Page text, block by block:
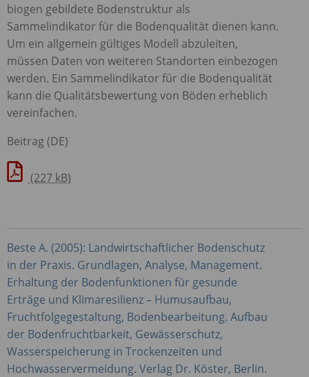
biogen gebildete Bodenstruktur als
Sammelindikator für die Bodenqualität dienen kann.
Um ein allgemein gültiges Modell abzuleiten,
müssen Daten von weiteren Standorten einbezogen
werden. Ein Sammelindikator für die Bodenqualität
kann die Qualitätsbewertung von Böden erheblich
vereinfachen.
Beitrag (DE)
(227 kB)
Beste A. (2005): Landwirtschaftlicher Bodenschutz
in der Praxis. Grundlagen, Analyse, Management.
Erhaltung der Bodenfunktionen für gesunde
Erträge und Klimaresilienz – Humusaufbau,
Fruchtfolgegestaltung, Bodenbearbeitung. Aufbau
der Bodenfruchtbarkeit, Gewässerschutz,
Wasserspeicherung in Trockenzeiten und
Hochwasservermeidung. Verlag Dr. Köster, Berlin.